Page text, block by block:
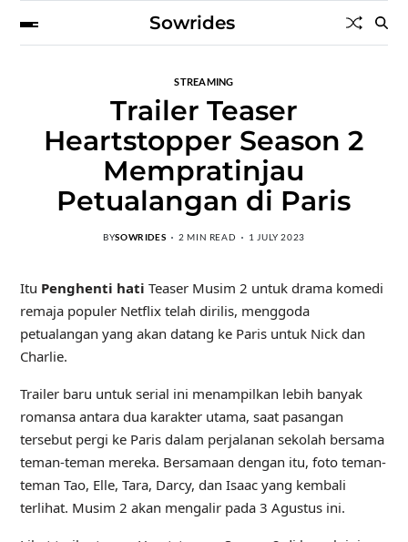
Sowrides
STREAMING
Trailer Teaser
Heartstopper Season 2
Mempratinjau
Petualangan di Paris
BYSOWRIDES 2 MIN READ 1 JULY 2023
Itu Penghenti hati Teaser Musim 2 untuk drama komedi
remaja populer Netflix telah dirilis, menggoda
petualangan yang akan datang ke Paris untuk Nick dan
Charlie.
Trailer baru untuk serial ini menampilkan lebih banyak
romansa antara dua karakter utama, saat pasangan
tersebut pergi ke Paris dalam perjalanan sekolah bersama
teman-teman mereka. Bersamaan dengan itu, foto teman-
teman Tao, Elle, Tara, Darcy, dan Isaac yang kembali
terlihat. Musim 2 akan mengalir pada 3 Agustus ini.